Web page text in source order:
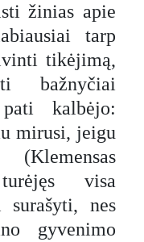
žinias apie
tarp
tikėjimą,
bažnyčiai
kalbėjo:
mirusi, jeigu
visa
nes
gyvenimo